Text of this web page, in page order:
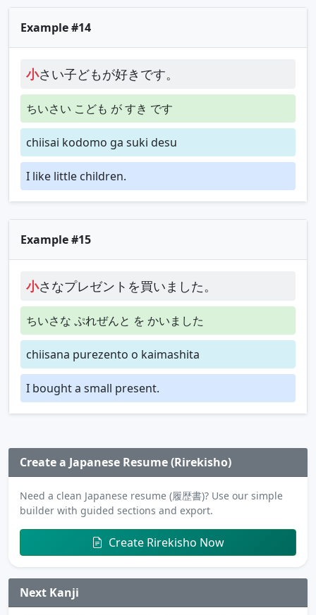
Example #14
小さい子どもが好きです。
ちいさい こども が すき です
chiisai kodomo ga suki desu
I like little children.
Example #15
小さなプレゼントを買いました。
ちいさな ぷれぜんと を かいました
chiisana purezento o kaimashita
I bought a small present.
Create a Japanese Resume (Rirekisho)
Need a clean Japanese resume (履歴書)? Use our simple
builder with guided sections and export.
Create Rirekisho Now
Next Kanji